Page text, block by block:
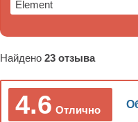
Найдено 23 отзыва
Отлично
4.6